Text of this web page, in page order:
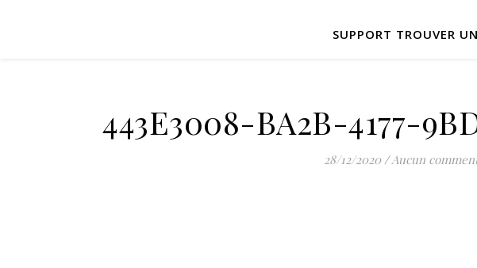
SUPPORT TROUVER
443E3008-BA2B-4177-
28/12/2020 /Aucun